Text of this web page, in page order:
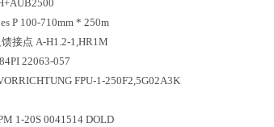
P 100-710mm * 250m
接点 A-H1.2-1,HR1M
22063-057
FPU-1-250F2,5G02A3K
1-20S 0041514 DOLD